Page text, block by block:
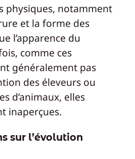
physiques, notamment
et la forme des
l’apparence du
comme ces
généralement pas
des éleveurs ou
d’animaux, elles
inaperçues.
sur l’évolution